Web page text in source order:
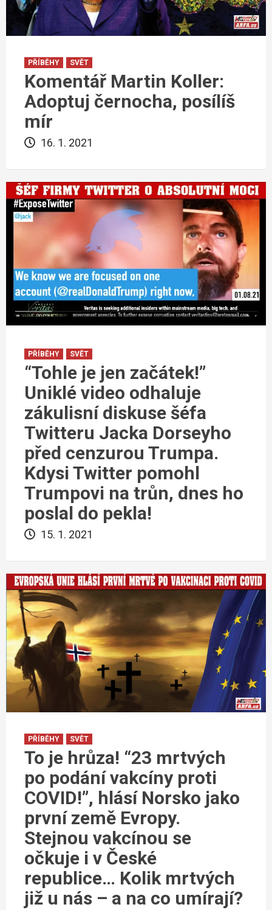
PŘÍBĚHY SVĚT
Komentář Martin Koller:
Adoptuj černocha, posílíš
mír
16. 1. 2021
PŘÍBĚHY SVĚT
“Tohle je jen začátek!”
Uniklé video odhaluje
zákulisní diskuse šéfa
Twitteru Jacka Dorseyho
před cenzurou Trumpa.
Kdysi Twitter pomohl
Trumpovi na trůn, dnes ho
poslal do pekla!
15. 1. 2021
PŘÍBĚHY SVĚT
To je hrůza! “23 mrtvých
po podání vakcíny proti
COVID!”, hlásí Norsko jako
první země Evropy.
Stejnou vakcínou se
očkuje i v České
republice… Kolik mrtvých
již u nás – a na co umírají?